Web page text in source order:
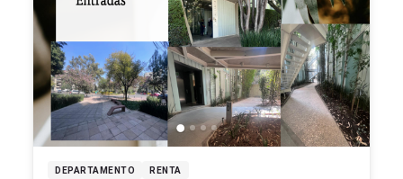
DEPARTAMENTO RENTA